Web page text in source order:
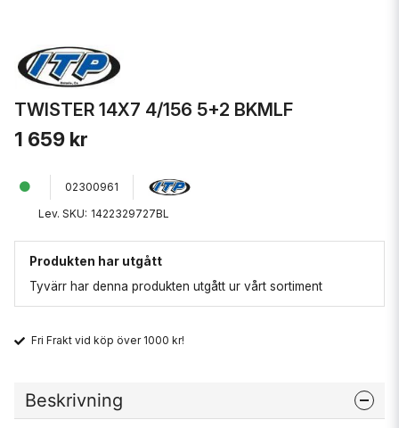
TWISTER 14X7 4/156 5+2 BKMLF
1 659 kr
02300961
Lev. SKU: 1422329727BL
Produkten har utgått
Tyvärr har denna produkten utgått ur vårt sortiment
Fri Frakt vid köp över 1000 kr!
Beskrivning